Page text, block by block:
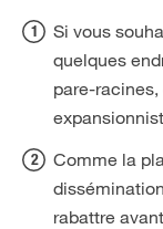
Si vous
quelques
pare-
Comme la
rabattre